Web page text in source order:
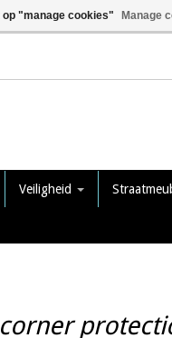
Veiligheid
"manage cookies" Manage